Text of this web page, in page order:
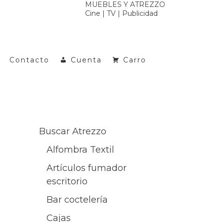
MUEBLES Y ATREZZO
Cine | TV | Publicidad
Contacto Cuenta Carro
Buscar Atrezzo
Alfombra Textil
Artículos fumador
escritorio
Bar coctelería
Cajas